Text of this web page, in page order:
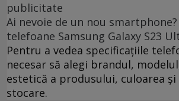
publicitate
Ai nevoie de un nou
telefoane Samsung Galaxy S23
Pentru a vedea specificațiile
necesar să alegi brandul,
estetică a produsului, culoarea
stocare.